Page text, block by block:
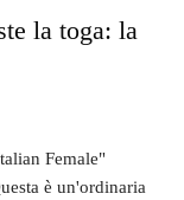
la toga: la
Female"
è un'ordinaria